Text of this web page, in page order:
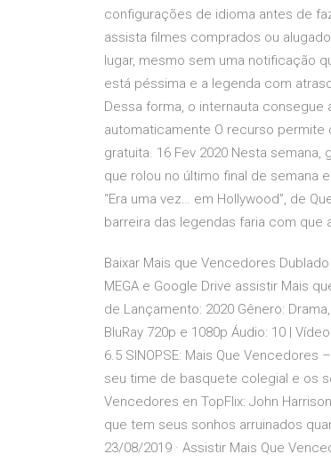
configurações de idioma antes de
assista filmes comprados ou
lugar, mesmo sem uma notificação
está péssima e a legenda com
Dessa forma, o internauta consegue
automaticamente O recurso
gratuita. 16 Fev 2020 Nesta
que rolou no último final de semana
“Era uma vez… em Hollywood”, de
barreira das legendas faria com
Baixar Mais que Vencedores
MEGA e Google Drive assistir Mais
de Lançamento: 2020 Gênero:
BluRay 720p e 1080p Áudio: 10 |
6.5 SINOPSE: Mais Que
seu time de basquete colegial e os
Vencedores en TopFlix: John
que tem seus sonhos arruinados
23/08/2019 · Assistir Mais Que